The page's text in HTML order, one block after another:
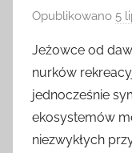
Opublikowano 5
Jeżowce od
nurków
jednocześnie
ekosystemów
niezwykłych